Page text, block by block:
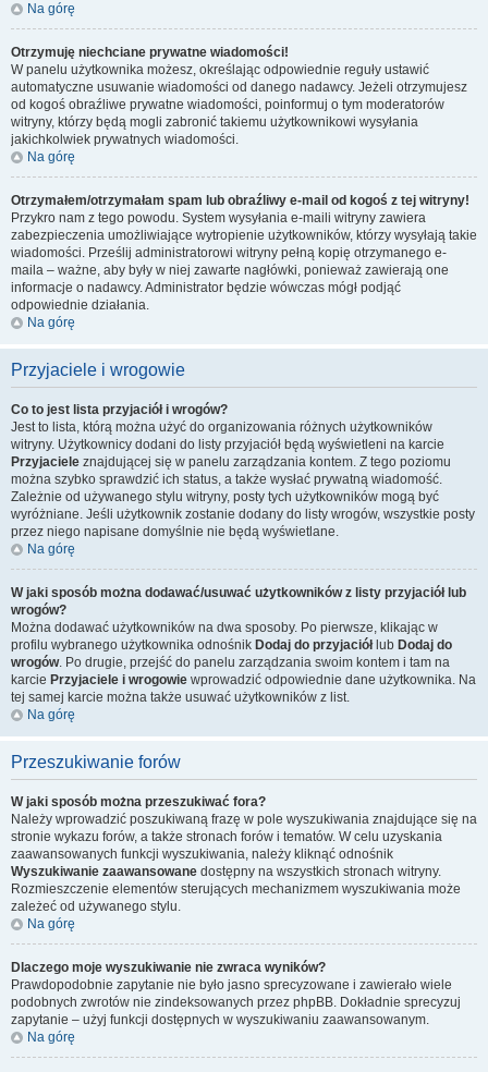
Na górę
Otrzymuję niechciane prywatne wiadomości!
W panelu użytkownika możesz, określając odpowiednie reguły ustawić
automatyczne usuwanie wiadomości od danego nadawcy. Jeżeli otrzymujesz
od kogoś obraźliwe prywatne wiadomości, poinformuj o tym moderatorów
witryny, którzy będą mogli zabronić takiemu użytkownikowi wysyłania
jakichkolwiek prywatnych wiadomości.
Na górę
Otrzymałem/otrzymałam spam lub obraźliwy e-mail od kogoś z tej witryny!
Przykro nam z tego powodu. System wysyłania e-maili witryny zawiera
zabezpieczenia umożliwiające wytropienie użytkowników, którzy wysyłają takie
wiadomości. Prześlij administratorowi witryny pełną kopię otrzymanego e-
maila – ważne, aby były w niej zawarte nagłówki, ponieważ zawierają one
informacje o nadawcy. Administrator będzie wówczas mógł podjąć
odpowiednie działania.
Na górę
Przyjaciele i wrogowie
Co to jest lista przyjaciół i wrogów?
Jest to lista, którą można użyć do organizowania różnych użytkowników
witryny. Użytkownicy dodani do listy przyjaciół będą wyświetleni na karcie
Przyjaciele znajdującej się w panelu zarządzania kontem. Z tego poziomu
można szybko sprawdzić ich status, a także wysłać prywatną wiadomość.
Zależnie od używanego stylu witryny, posty tych użytkowników mogą być
wyróżniane. Jeśli użytkownik zostanie dodany do listy wrogów, wszystkie posty
przez niego napisane domyślnie nie będą wyświetlane.
Na górę
W jaki sposób można dodawać/usuwać użytkowników z listy przyjaciół lub
wrogów?
Można dodawać użytkowników na dwa sposoby. Po pierwsze, klikając w
profilu wybranego użytkownika odnośnik Dodaj do przyjaciółlub Dodaj do
wrogów. Po drugie, przejść do panelu zarządzania swoim kontem i tam na
karcie Przyjaciele i wrogowie wprowadzić odpowiednie dane użytkownika. Na
tej samej karcie można także usuwać użytkowników z list.
Na górę
Przeszukiwanie forów
W jaki sposób można przeszukiwać fora?
Należy wprowadzić poszukiwaną frazę w pole wyszukiwania znajdujące się na
stronie wykazu forów, a także stronach forów i tematów. W celu uzyskania
zaawansowanych funkcji wyszukiwania, należy kliknąć odnośnik
Wyszukiwanie zaawansowane dostępny na wszystkich stronach witryny.
Rozmieszczenie elementów sterujących mechanizmem wyszukiwania może
zależeć od używanego stylu.
Na górę
Dlaczego moje wyszukiwanie nie zwraca wyników?
Prawdopodobnie zapytanie nie było jasno sprecyzowane i zawierało wiele
podobnych zwrotów nie zindeksowanych przez phpBB. Dokładnie sprecyzuj
zapytanie – użyj funkcji dostępnych w wyszukiwaniu zaawansowanym.
Na górę